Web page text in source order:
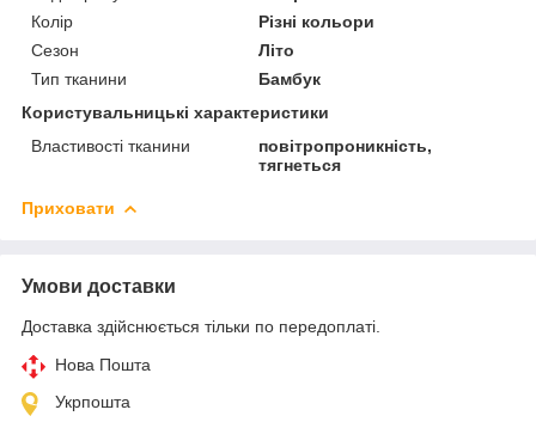
Колір
Різні кольори
Сезон
Літо
Тип тканини
Бамбук
Користувальницькі характеристики
Властивості тканини
повітропроникність,
тягнеться
Приховати
Умови доставки
Доставка здійснюється тільки по передоплаті.
Нова Пошта
Укрпошта